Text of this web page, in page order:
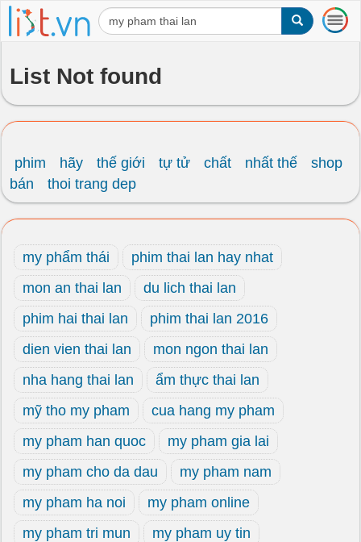
T
o
i
t
List Not found
phim hãy thế giới tự tử chất nhất thế
shop
bán
thoi trang dep
my phẩm thái
phim thai lan hay nhat
mon an thai lan
du lich thai lan
phim hai thai lan
phim thai lan 2016
dien vien thai lan
mon ngon thai lan
nha hang thai lan
ẩm thực thai lan
mỹ tho my pham
cua hang my pham
my pham han quoc
my pham gia lai
my pham cho da dau
my pham nam
my pham ha noi
my pham online
my pham tri mun
my pham uy tin